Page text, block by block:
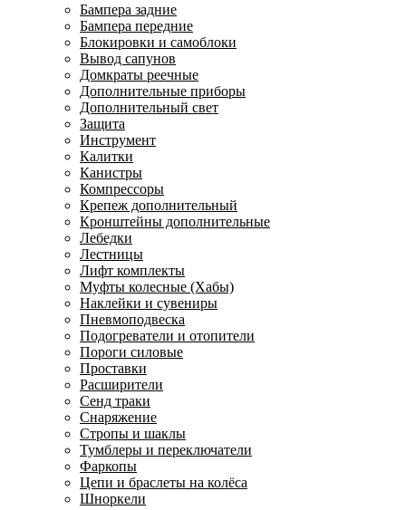
Бампера задние
Бампера передние
Блокировки и самоблоки
Вывод сапунов
Домкраты реечные
Дополнительные приборы
Дополнительный свет
Защита
Инструмент
Калитки
Канистры
Компрессоры
Крепеж дополнительный
Кронштейны дополнительные
Лебедки
Лестницы
Лифт комплекты
Муфты колесные (Хабы)
Наклейки и сувениры
Пневмоподвеска
Подогреватели и отопители
Пороги силовые
Проставки
Расширители
Сенд траки
Снаряжение
Стропы и шаклы
Тумблеры и переключатели
Фаркопы
Цепи и браслеты на колёса
Шноркели